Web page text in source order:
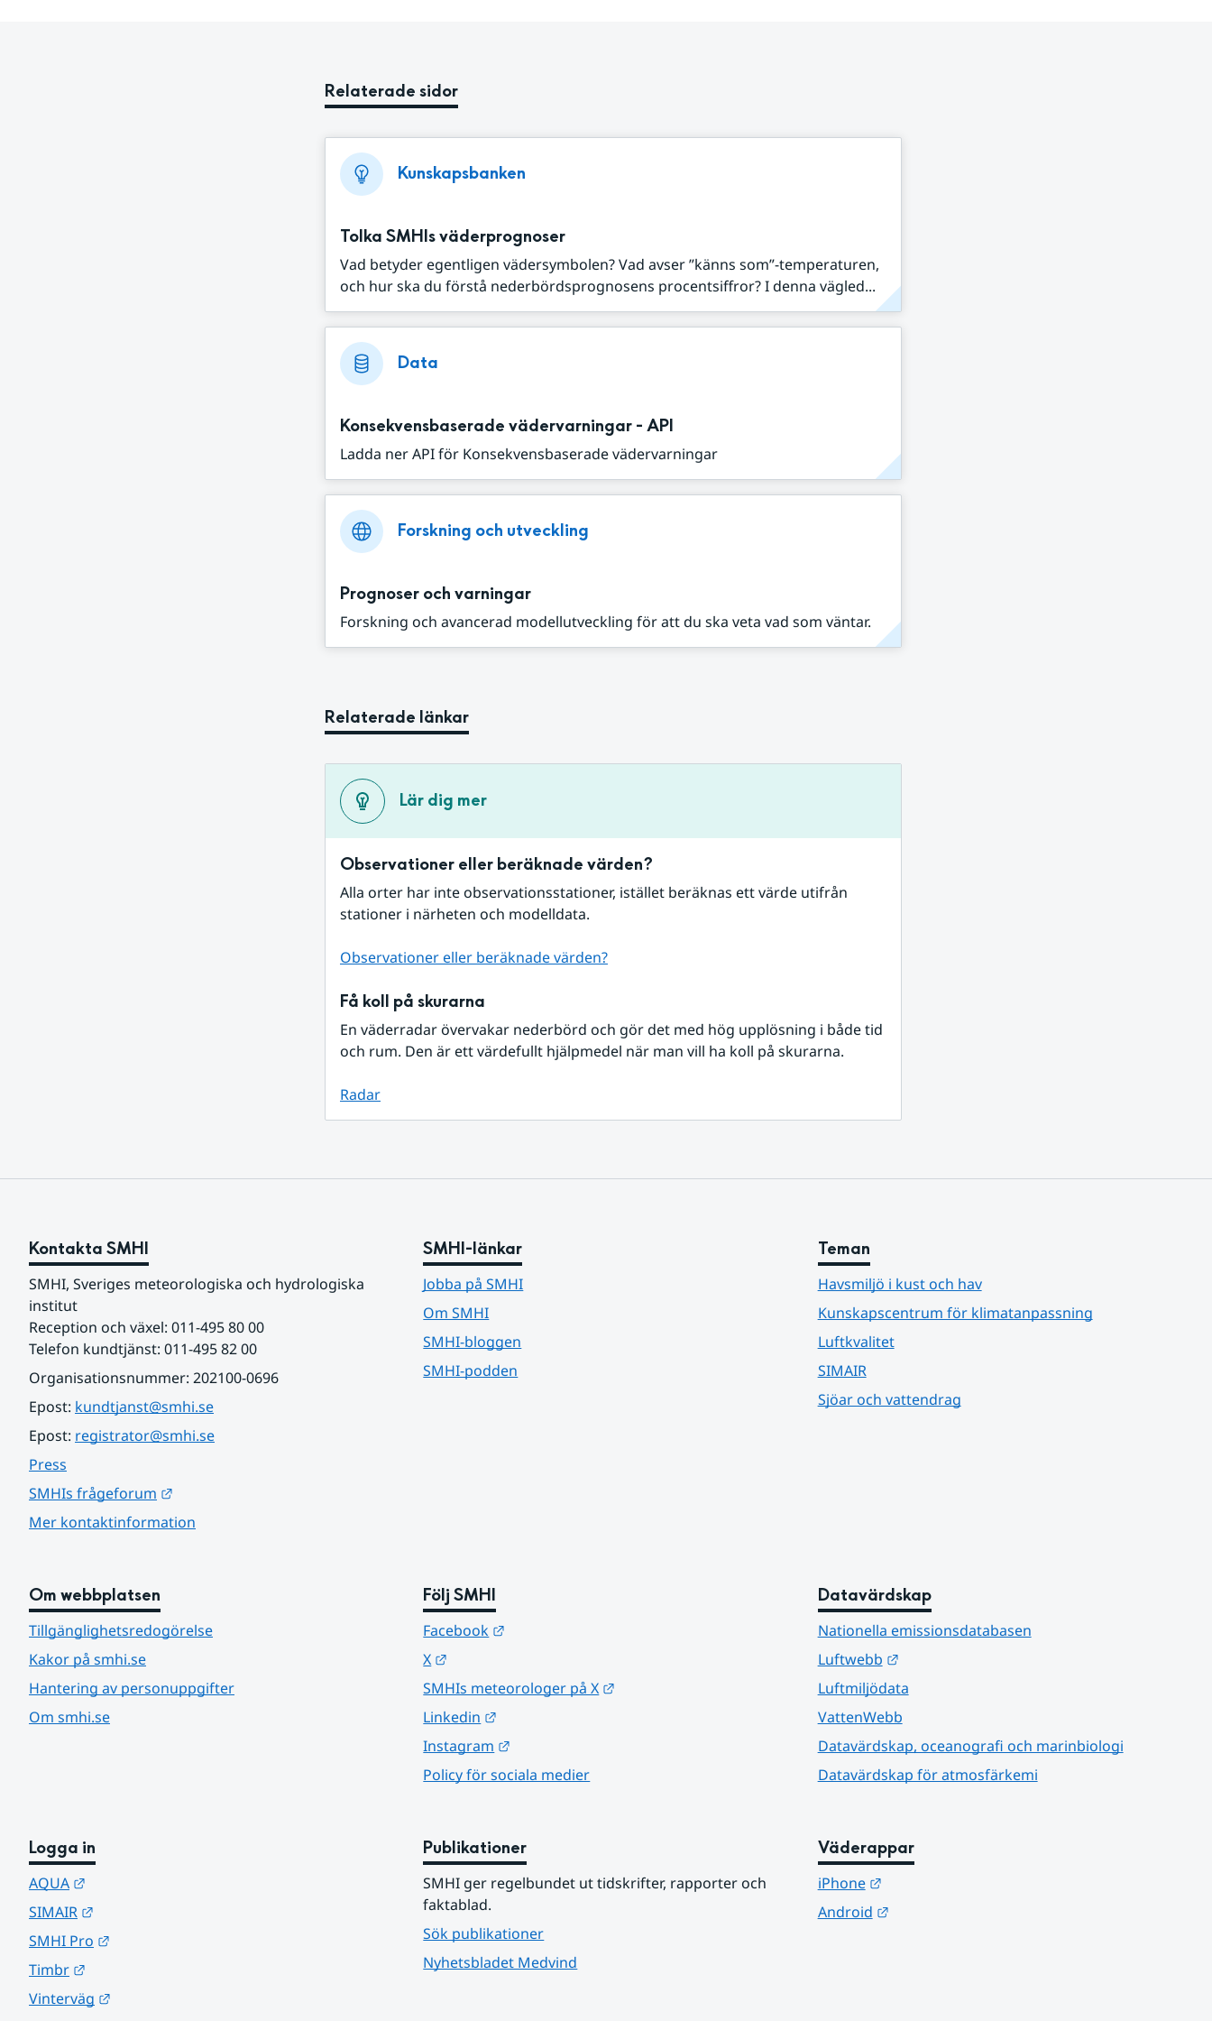
Relaterade sidor
Kunskapsbanken
Tolka SMHIs väderprognoser
Vad betyder egentligen vädersymbolen? Vad avser ”känns som”-temperaturen,
och hur ska du förstå nederbördsprognosens procentsiffror? I denna vägled...
Data
Konsekvensbaserade vädervarningar - API
Ladda ner API för Konsekvensbaserade vädervarningar
Forskning och utveckling
Prognoser och varningar
Forskning och avancerad modellutveckling för att du ska veta vad som väntar.
Relaterade länkar
Lär dig mer
Observationer eller beräknade värden?
Alla orter har inte observationsstationer, istället beräknas ett värde utifrån
stationer i närheten och modelldata.
Observationer eller beräknade värden?
Få koll på skurarna
En väderradar övervakar nederbörd och gör det med hög upplösning i både tid
och rum. Den är ett värdefullt hjälpmedel när man vill ha koll på skurarna.
Radar
Kontakta SMHI
SMHI, Sveriges meteorologiska och hydrologiska
institut
Reception och växel: 011-495 80 00
Telefon kundtjänst: 011-495 82 00
Organisationsnummer: 202100-0696
Epost: kundtjanst@smhi.se
Epost: registrator@smhi.se
Press
SMHIs frågeforum
Mer kontaktinformation
SMHI-länkar
Jobba på SMHI
Om SMHI
SMHI-bloggen
SMHI-podden
Teman
Havsmiljö i kust och hav
Kunskapscentrum för klimatanpassning
Luftkvalitet
SIMAIR
Sjöar och vattendrag
Om webbplatsen
Tillgänglighetsredogörelse
Kakor på smhi.se
Hantering av personuppgifter
Om smhi.se
Följ SMHI
Facebook
X
SMHIs meteorologer på X
Linkedin
Instagram
Policy för sociala medier
Datavärdskap
Nationella emissionsdatabasen
Luftwebb
Länk till annan webbplats.
Luftmiljödata
VattenWebb
Datavärdskap, oceanografi och marinbiologi
Datavärdskap för atmosfärkemi
Logga in
AQUA
SIMAIR
SMHI Pro
Timbr
Vinterväg
Publikationer
SMHI ger regelbundet ut tidskrifter, rapporter och
faktablad.
Sök publikationer
Nyhetsbladet Medvind
Väderappar
iPhone
Länk till annan webbplats.
Android
Länk till annan webbplats.